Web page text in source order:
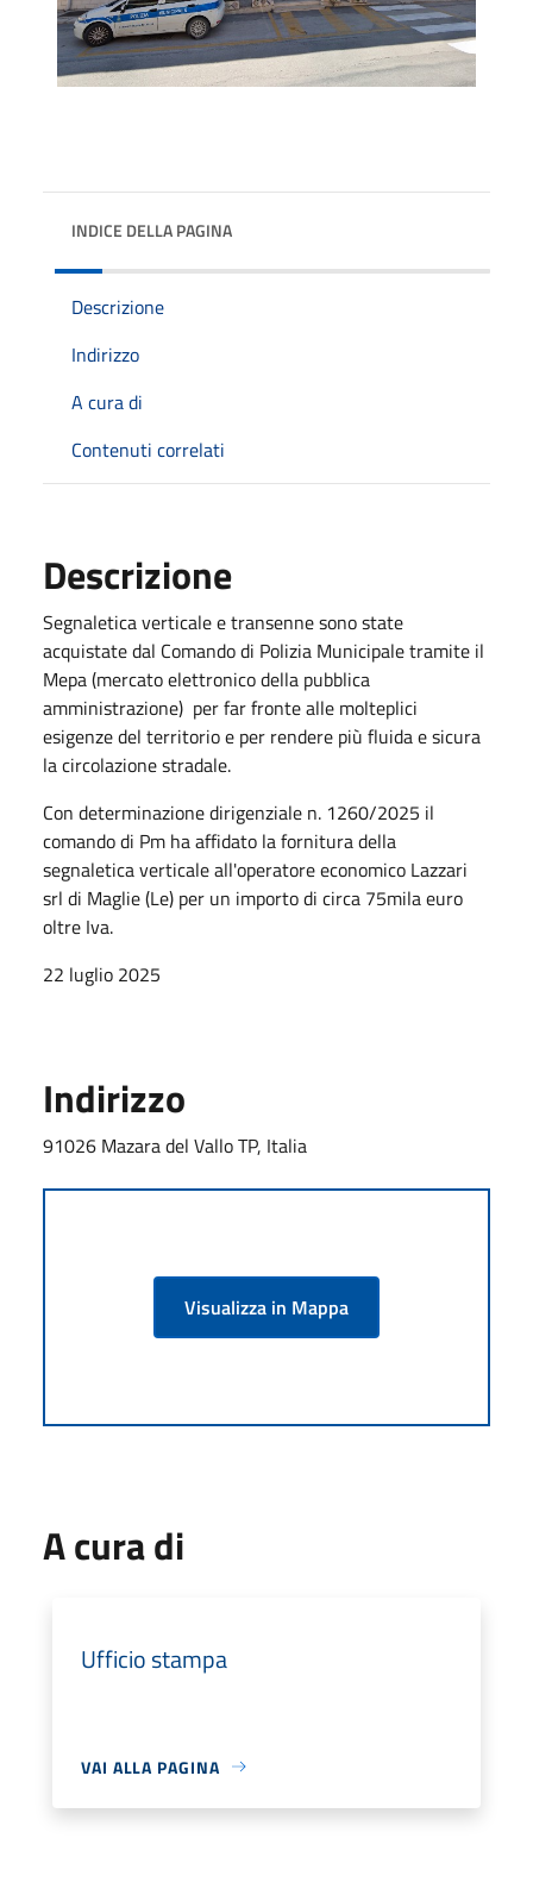
INDICE DELLA PAGINA
Descrizione
Indirizzo
A cura di
Contenuti correlati
Descrizione
Segnaletica verticale e transenne sono state
acquistate dal Comando di Polizia Municipale tramite il
Mepa (mercato elettronico della pubblica
amministrazione) per far fronte alle molteplici
esigenze del territorio e per rendere più fluida e sicura
la circolazione stradale.
Con determinazione dirigenziale n. 1260/2025 il
comando di Pm ha affidato la fornitura della
segnaletica verticale all'operatore economico Lazzari
srl di Maglie (Le) per un importo di circa 75mila euro
oltre Iva.
22 luglio 2025
Indirizzo
91026 Mazara del Vallo TP, Italia
Visualizza in Mappa
A cura di
Ufficio stampa
VAI ALLA PAGINA